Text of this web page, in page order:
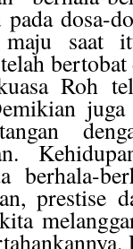
dosa-
saat
Roh
berhala-
prestise